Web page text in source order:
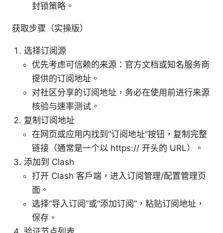
封锁策略。
获取步骤（实操版）
选择订阅源
优先考虑可信赖的来源：官方文档或知名服务商
提供的订阅地址。
对社区分享的订阅地址，务必在使用前进行来源
核验与速率测试。
复制订阅地址
在网页或应用内找到“订阅地址”按钮，复制完整
链接（通常是一个以 https:// 开头的 URL）。
添加到 Clash
打开 Clash 客户端，进入订阅管理/配置管理页
面。
选择“导入订阅”或“添加订阅”，粘贴订阅地址，
保存。